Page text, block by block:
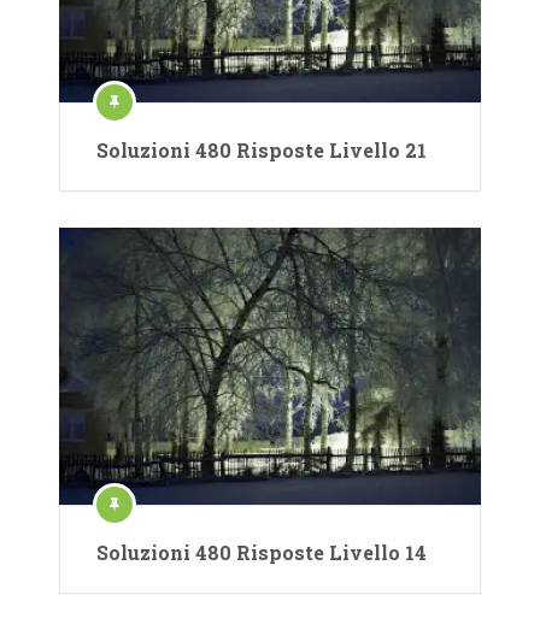
Soluzioni 480 Risposte Livello 21
Soluzioni 480 Risposte Livello 14